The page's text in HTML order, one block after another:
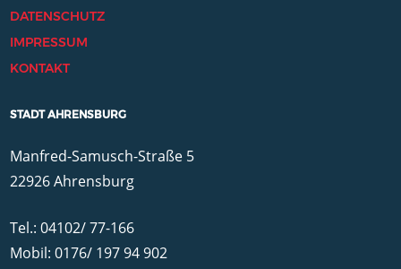
DATENSCHUTZ
IMPRESSUM
KONTAKT
STADT AHRENSBURG
Manfred-Samusch-Straße 5
22926 Ahrensburg
Tel.: 04102/ 77-166
Mobil: 0176/ 197 94 902